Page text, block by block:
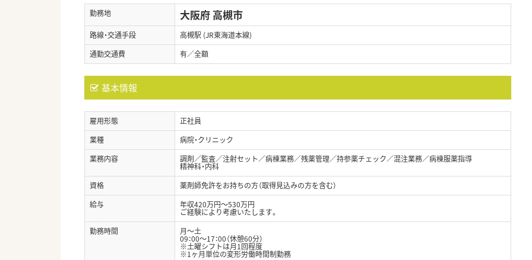
勤務地 大阪府 高槻市
路線・交通手段
高槻駅 (JR東海道本線)
通勤交通費
有／全額
基本情報
雇用形態
正社員
業種
病院・クリニック
業務内容
調剤／監査／注射セット／病棟業務／残薬管理／持参薬チェック／混注業務／病棟服薬指導
精神科・内科
資格
薬剤師免許をお持ちの方（取得見込みの方を含む）
給与
年収420万円～530万円
ご経験により考慮いたします。
勤務時間
月～土
09：00～17：00（休憩60分）
※土曜シフトは月1回程度
※1ヶ月単位の変形労働時間制勤務